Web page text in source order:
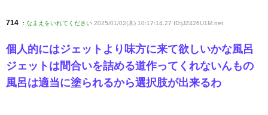
714 : なまえをいれてください 2025/01/02(木) 10:17:14.27 ID:jJZ426U1M.net
個人的にはジェットより味方に来て欲しいかな風呂
ジェットは間合いを詰める道作ってくれないんもの
風呂は適当に塗られるから選択肢が出来るわ